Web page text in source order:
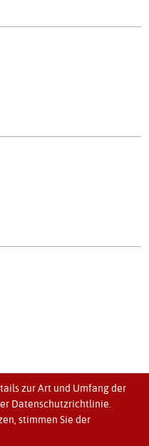
zur Art und Umfang der
Datenschutzrichtlinie.
stimmen Sie der